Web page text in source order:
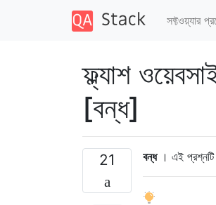
সফ্টওয়্যার
ফ্ল্যাশ
[বন্ধ]
21 বন্ধ। এই